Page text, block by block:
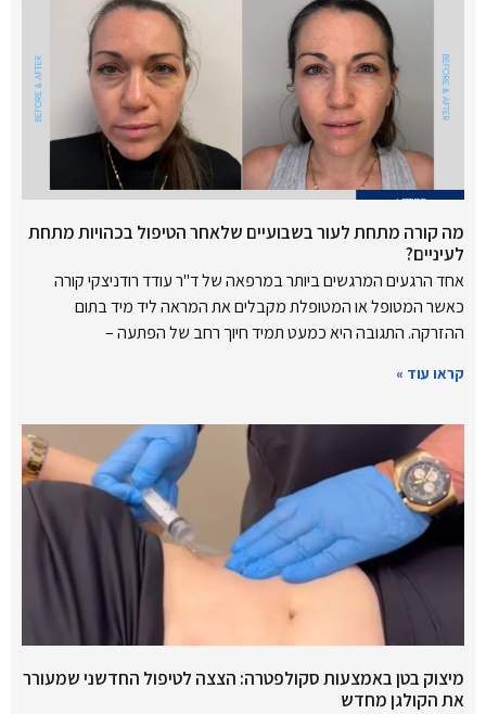
מה קורה מתחת לעור בשבועיים שלאחר הטיפול בכהויות מתחת
לעיניים?
אחד הרגעים המרגשים ביותר במרפאה של ד"ר עודד רודניצקי קורה
כאשר המטופל או המטופלת מקבלים את המראה ליד מיד בתום
ההזרקה. התגובה היא כמעט תמיד חיוך רחב של הפתעה –
קראו עוד »
מיצוק בטן באמצעות סקולפטרה: הצצה לטיפול החדשני שמעורר
את הקולגן מחדש